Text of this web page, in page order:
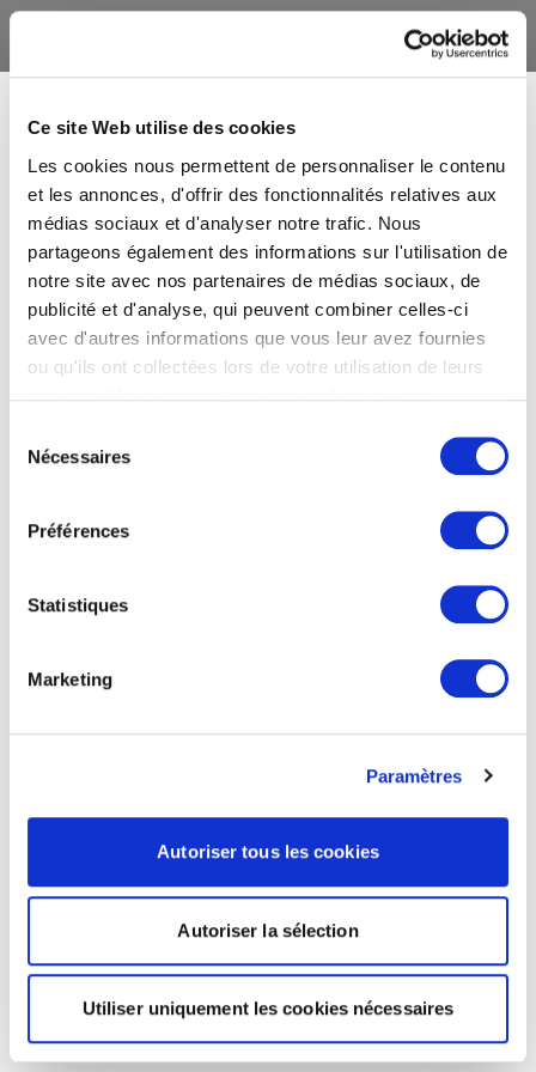
Ce site Web utilise des cookies
Les cookies nous permettent de personnaliser le contenu
et les annonces, d'offrir des fonctionnalités relatives aux
médias sociaux et d'analyser notre trafic. Nous
partageons également des informations sur l'utilisation de
notre site avec nos partenaires de médias sociaux, de
publicité et d'analyse, qui peuvent combiner celles-ci
avec d'autres informations que vous leur avez fournies
ou qu'ils ont collectées lors de votre utilisation de leurs
Nécessaires
Préférences
Statistiques
Marketing
Paramètres
Autoriser tous les cookies
Autoriser la sélection
Utiliser uniquement les cookies nécessaires